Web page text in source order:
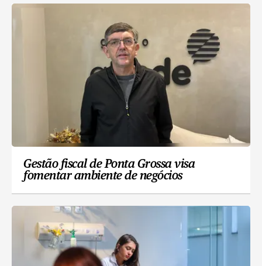
Gestão fiscal de Ponta Grossa visa
fomentar ambiente de negócios